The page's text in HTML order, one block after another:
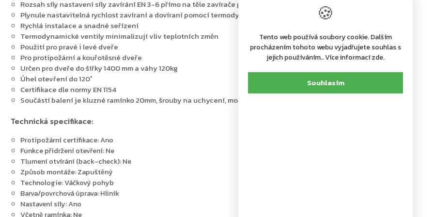
🍪
Tento web používá soubory cookie. Dalším
procházením tohoto webu vyjadřujete souhlas s
jejich používáním.. Více informací zde.
Souhlasím
Rozsah síly nastavení síly zavírání EN 3-6 přímo na těle zavírače pomocí ventilu
Plynule nastavitelná rychlost zavíraní a dovíraní pomocí termodynamických ventilů
Rychlá instalace a snadné seřízení
Termodynamické ventily minimalizují vliv teplotních změn
Použití pro pravé i levé dveře
Pro protipožární a kouřotěsné dveře
Určen pro dveře do šířky 1400 mm a váhy 120kg
Úhel otevření do 120˚
Certifikace dle normy EN 1154
Součástí balení je kluzné ramínko 20mm, šrouby na uchycení, montážní návod a instalační šablona
Technická specifikace:
Protipožární certifikace: Ano
Funkce přidržení otevření: Ne
Tlumení otvírání (back-check): Ne
Způsob montáže: Zapuštěný
Technologie: Váčkový pohyb
Barva/povrchová úprava: Hliník
Nastavení síly: Ano
Včetně ramínka: Ne